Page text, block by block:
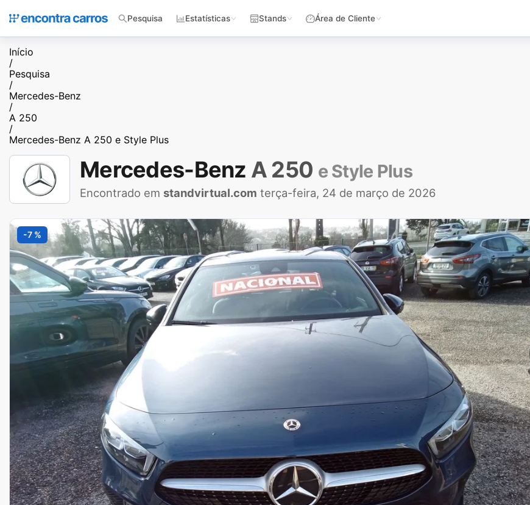
Pesquisa Estatísticas Stands Área de Cliente
Início
/
Pesquisa
/
Mercedes-Benz
/
A 250
/
Mercedes-Benz A 250 e Style Plus
Mercedes-Benz A 250 e Style Plus
Encontrado em standvirtual.com terça-feira, 24 de março de 2026
-7 %